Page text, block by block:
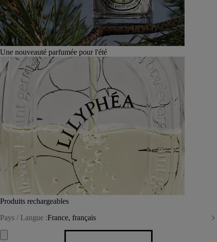
Une nouveauté parfumée pour l'été
Produits rechargeables
Pays / Langue :France, français